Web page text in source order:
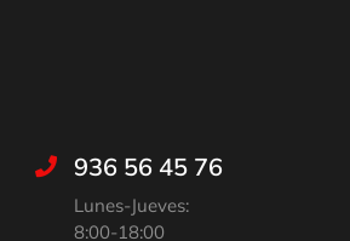
936 56 45 76
Lunes-Jueves:
8:00-18:00